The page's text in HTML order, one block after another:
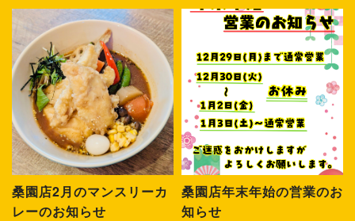
桑園店2月のマンスリーカ
レーのお知らせ
桑園店年末年始の営業のお
知らせ